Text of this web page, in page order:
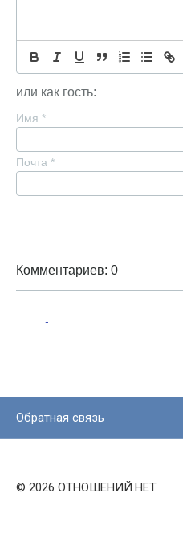
или как гость:
Имя *
Почта *
Комментариев: 0
Обратная связь
© 2026 ОТНОШЕНИЙ.НЕТ